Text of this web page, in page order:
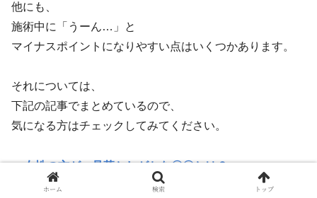
他にも、
施術中に「うーん…」と
マイナスポイントになりやすい点はいくつかあります。
それについては、
下記の記事でまとめているので、
気になる方はチェックしてみてください。
>>女性の方が、見落としがちな〇〇とは？
ホーム 検索 トップ